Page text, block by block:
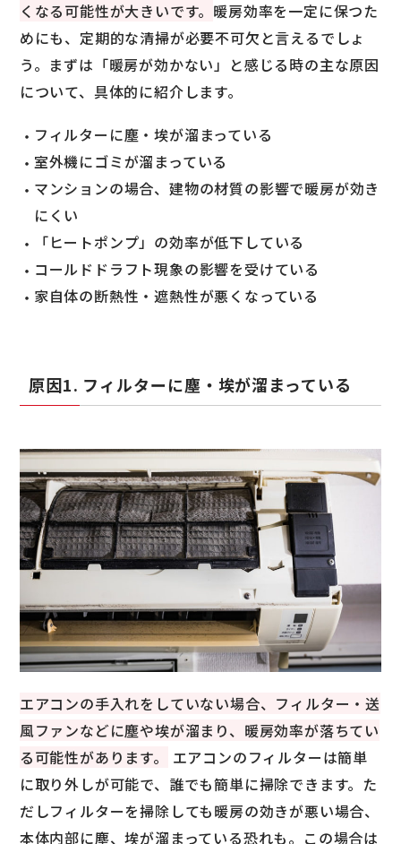
くなる可能性が大きいです。 暖房効率を一定に保つた
めにも、定期的な清掃が必要不可欠と言えるでしょ
う。まずは「暖房が効かない」と感じる時の主な原因
について、具体的に紹介します。
フィルターに塵・埃が溜まっている
室外機にゴミが溜まっている
マンションの場合、建物の材質の影響で暖房が効き
にくい
「ヒートポンプ」の効率が低下している
コールドドラフト現象の影響を受けている
家自体の断熱性・遮熱性が悪くなっている
原因1. フィルターに塵・埃が溜まっている
エアコンの手入れをしていない場合、フィルター・送
風ファンなどに塵や埃が溜まり、暖房効率が落ちてい
る可能性があります。
エアコンのフィルターは簡単
に取り外しが可能で、誰でも簡単に掃除できます。た
だしフィルターを掃除しても暖房の効きが悪い場合、
本体内部に塵、埃が溜まっている恐れも。この場合は